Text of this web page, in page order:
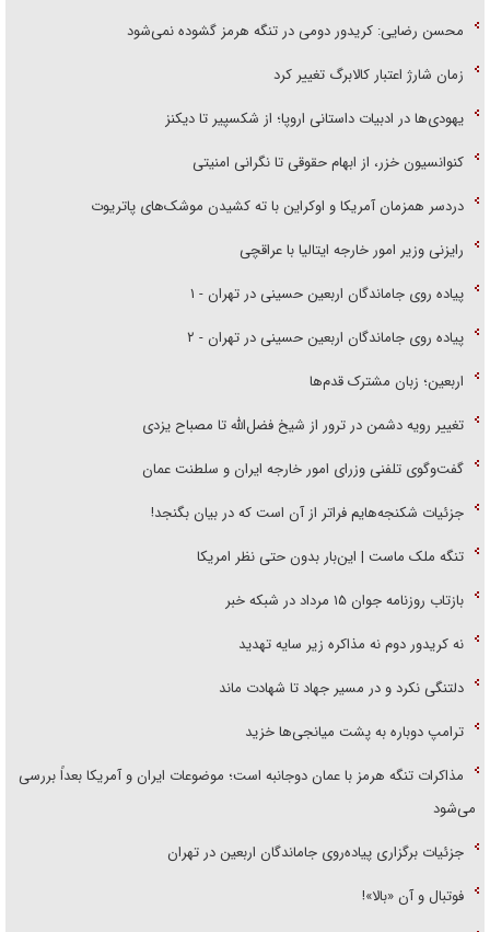
محسن رضایی: کریدور دومی در تنگه هرمز گشوده نمی‌شود
زمان شارژ اعتبار کالابرگ تغییر کرد
یهودی‌ها در ادبیات داستانی اروپا؛ از شکسپیر تا دیکنز
کنوانسیون خزر، از ابهام حقوقی تا نگرانی امنیتی
دردسر همزمان آمریکا و اوکراین با ته کشیدن موشک‌های پاتریوت
رایزنی وزیر امور خارجه ایتالیا با عراقچی
پیاده روی جاماندگان اربعین حسینی در تهران - ۱
پیاده روی جاماندگان اربعین حسینی در تهران - ۲
اربعین؛ زبان مشترک قدم‌ها
تغییر رویه دشمن در ترور از شیخ فضل‌الله تا مصباح یزدی
گفت‌وگوی تلفنی وزرای امور خارجه ایران و سلطنت عمان
جزئیات شکنجه‌هایم فراتر از آن است که در بیان بگنجد!
تنگه ملک ماست | این‌بار بدون حتی نظر امریکا
بازتاب روزنامه جوان ۱۵ مرداد در شبکه خبر
نه کریدور دوم نه مذاکره زیر سایه تهدید
دلتنگی نکرد و در مسیر جهاد تا شهادت ماند
ترامپ دوباره به پشت میانجی‌ها خزید
مذاکرات تنگه هرمز با عمان دوجانبه است؛ موضوعات ایران و آمریکا بعداً بررسی
می‌شود
جزئیات برگزاری پیاده‌روی جاماندگان اربعین در تهران
فوتبال و آن «بالا»!